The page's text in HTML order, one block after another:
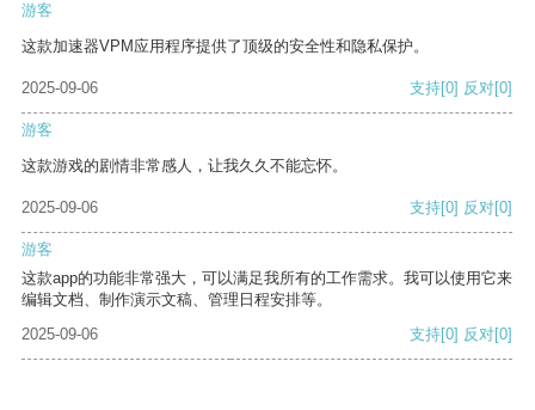
游客
这款加速器VPM应用程序提供了顶级的安全性和隐私保护。
2025-09-06 支持[0] 反对[0]
游客
这款游戏的剧情非常感人，让我久久不能忘怀。
2025-09-06 支持[0] 反对[0]
游客
这款app的功能非常强大，可以满足我所有的工作需求。我可以使用它来
编辑文档、制作演示文稿、管理日程安排等。
2025-09-06
支持[0] 反对[0]